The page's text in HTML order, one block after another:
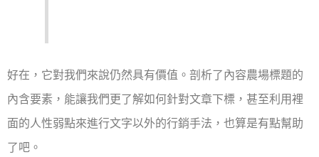
好在，它對我們來說仍然具有價值。剖析了內容農場標題的
內含要素，能讓我們更了解如何針對文章下標，甚至利用裡
面的人性弱點來進行文字以外的行銷手法，也算是有點幫助
了吧。